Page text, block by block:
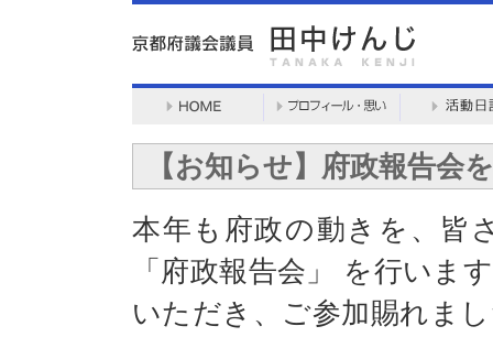
【お知らせ】府政報告会
本年も府政の動きを、皆
「府政報告会」 を行いま
いただき、ご参加賜れま